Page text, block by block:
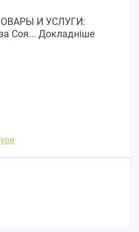
И УСЛУГИ:
Соя... Докладніше